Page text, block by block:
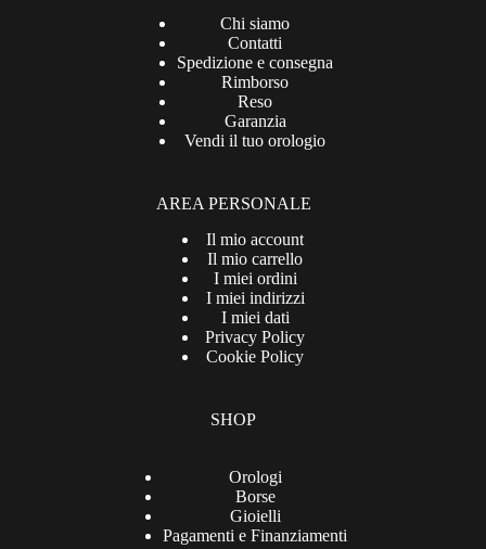
Chi siamo
Contatti
Spedizione e consegna
Rimborso
Reso
Garanzia
Vendi il tuo orologio
AREA PERSONALE
Il mio account
Il mio carrello
I miei ordini
I miei indirizzi
I miei dati
Privacy Policy
Cookie Policy
SHOP
Orologi
Borse
Gioielli
Pagamenti e Finanziamenti